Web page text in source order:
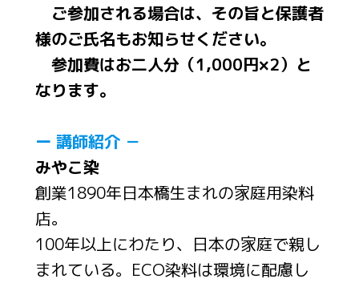
ご参加される場合は、その旨と保護者
様のご氏名もお知らせください。
参加費はお二人分（1,000円×2）と
なります。
ー 講師紹介 －
みやこ染
創業1890年日本橋生まれの家庭用染料
店。
100年以上にわたり、日本の家庭で親し
まれている。ECO染料は環境に配慮し